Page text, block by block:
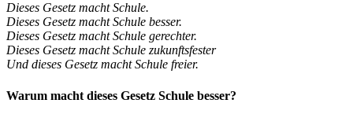
Dieses Gesetz macht Schule.
Dieses Gesetz macht Schule besser.
Dieses Gesetz macht Schule gerechter.
Dieses Gesetz macht Schule zukunftsfester
Und dieses Gesetz macht Schule freier.
Warum macht dieses Gesetz Schule besser?